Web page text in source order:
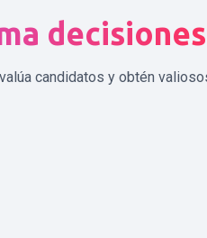
candidatos y obtén